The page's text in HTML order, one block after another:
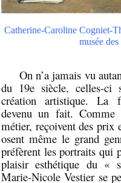
Catherine-Caroline Cogniet-
musée
On n’a jamais vu
du 19e siècle, celles-ci
création artistique.La
devenu un fait.
métier, reçoivent des prix
osent même le grand
préfèrent les portraits qui
plaisir esthétique du «
Marie-Nicole Vestier se